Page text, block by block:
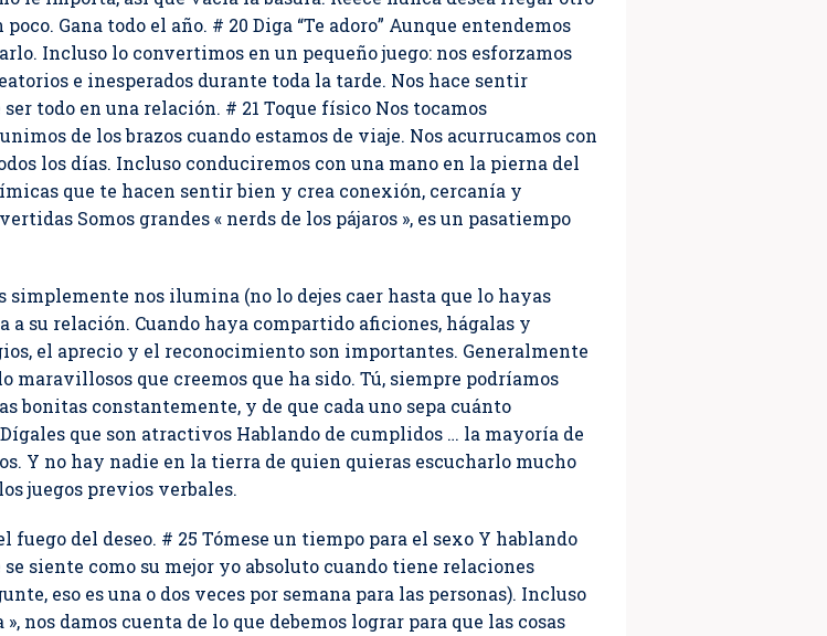
Gana todo el año. # 20 Diga “Te adoro” Aunque entendemos
Incluso lo convertimos en un pequeño juego: nos esforzamos
e inesperados durante toda la tarde. Nos hace sentir
todo en una relación. # 21 Toque físico Nos tocamos
de los brazos cuando estamos de viaje. Nos acurrucamos con
los días. Incluso conduciremos con una mano en la pierna del
que te hacen sentir bien y crea conexión, cercanía y
Somos grandes « nerds de los pájaros », es un pasatiempo
simplemente nos ilumina (no lo dejes caer hasta que lo hayas
a su relación. Cuando haya compartido aficiones, hágalas y
el aprecio y el reconocimiento son importantes. Generalmente
maravillosos que creemos que ha sido. Tú, siempre podríamos
bonitas constantemente, y de que cada uno sepa cuánto
que son atractivos Hablando de cumplidos … la mayoría de
Y no hay nadie en la tierra de quien quieras escucharlo mucho
juegos previos verbales.
del deseo. # 25 Tómese un tiempo para el sexo Y hablando
siente como su mejor yo absoluto cuando tiene relaciones
eso es una o dos veces por semana para las personas). Incluso
nos damos cuenta de lo que debemos lograr para que las cosas